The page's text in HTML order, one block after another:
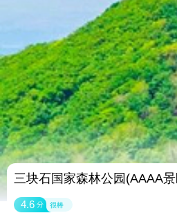
三块石国家森林公园(AAAA
4.6 分 很棒